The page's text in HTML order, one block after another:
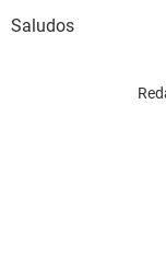
Saludos